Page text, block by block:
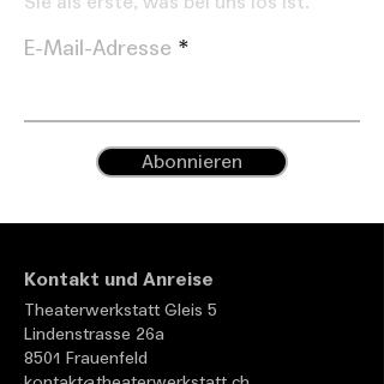
E-Mail-Adresse
Abonnieren
Kontakt und Anreise
Theaterwerkstatt Gleis 5
Lindenstrasse 26a
8501 Frauenfeld